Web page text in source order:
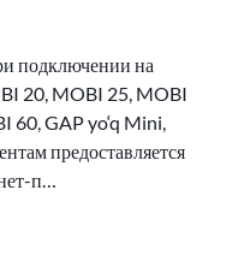
подключении на
20, MOBI 25, MOBI
60, GAP yo‘q Mini,
предоставляется
п…